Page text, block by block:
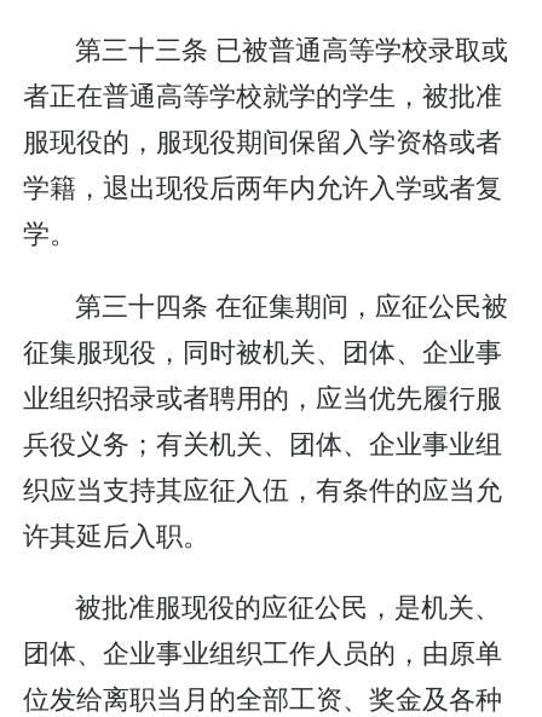
第三十三条 已被普通高等学校录取或
者正在普通高等学校就学的学生，被批准
服现役的，服现役期间保留入学资格或者
学籍，退出现役后两年内允许入学或者复
学。
第三十四条 在征集期间，应征公民被
征集服现役，同时被机关、团体、企业事
业组织招录或者聘用的，应当优先履行服
兵役义务；有关机关、团体、企业事业组
织应当支持其应征入伍，有条件的应当允
许其延后入职。
被批准服现役的应征公民，是机关、
团体、企业事业组织工作人员的，由原单
位发给离职当月的全部工资、奖金及各种